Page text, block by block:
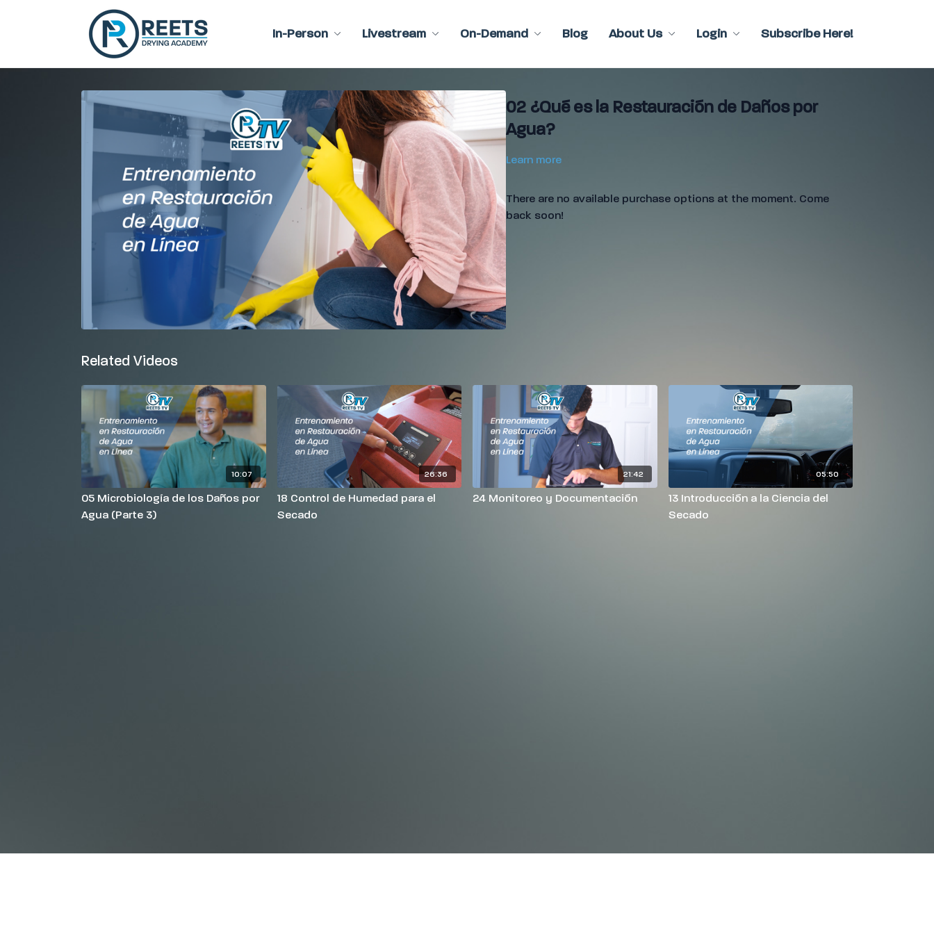
In-Person Livestream On-Demand Blog About Us Login Subscribe Here!
02 ¿Qué es la Restauración de Daños por
Agua?
Learn more
There are no available purchase options at the moment. Come
back soon!
Related Videos
10:07
05 Microbiología de los Daños por
Agua (Parte 3)
26:36
18 Control de Humedad para el
Secado
21:42
24 Monitoreo y Documentación
05:50
13 Introducción a la Ciencia del
Secado